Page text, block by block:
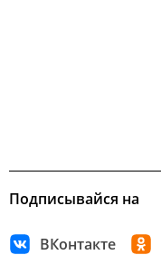
Подписывайся на
ВКонтакте